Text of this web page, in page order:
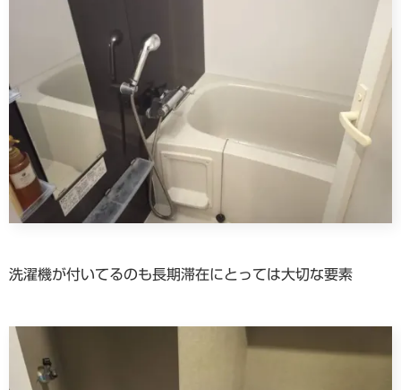
洗濯機が付いてるのも長期滞在にとっては大切な要素